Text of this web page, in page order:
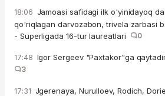
18:06 Jamoasi safidagi ilk o'yinidayoq
qo'riqlagan darvozabon, trivela zarbasi
- Superligada 16-tur laureatlari
0
17:48 Igor Sergeev "Paxtakor"ga
3
17:31 Jgerenaya, Nurulloev, Rodich,